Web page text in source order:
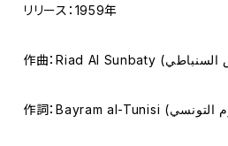
リリース：1959年